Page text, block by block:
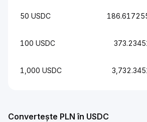
50 USDC
100 USDC
1,000 USDC
Convertește PLN în USDC